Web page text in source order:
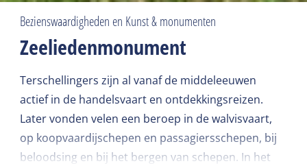
Bezienswaardigheden en Kunst & monumenten
Zeeliedenmonument
Terschellingers zijn al vanaf de middeleeuwen
actief in de handelsvaart en ontdekkingsreizen.
Later vonden velen een beroep in de walvisvaart,
op koopvaardijschepen en passagiersschepen, bij
beloodsing en bij het bergen van schepen. In het